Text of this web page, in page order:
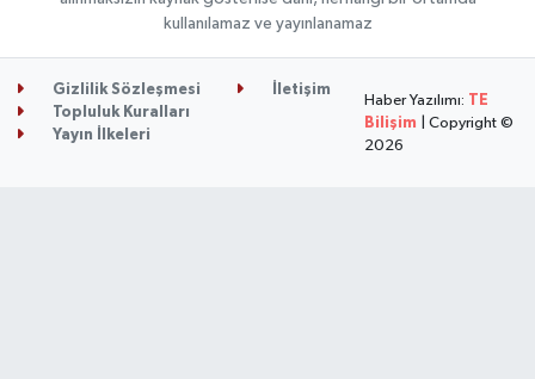
kullanılamaz ve yayınlanamaz
Gizlilik Sözleşmesi
İletişim
Topluluk Kuralları
Yayın İlkeleri
Haber Yazılımı: TE
Bilişim | Copyright ©
2026